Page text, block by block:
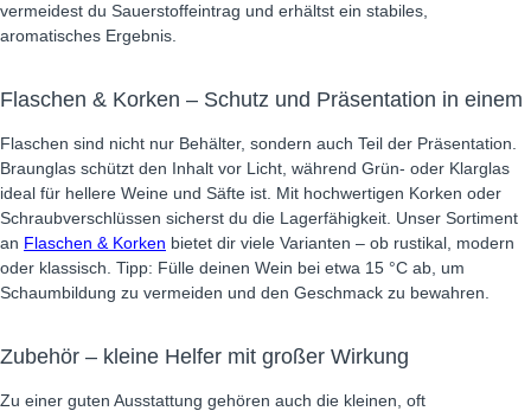
vermeidest du Sauerstoffeintrag und erhältst ein stabiles,
aromatisches Ergebnis.
Flaschen & Korken – Schutz und Präsentation in einem
Flaschen sind nicht nur Behälter, sondern auch Teil der Präsentation.
Braunglas schützt den Inhalt vor Licht, während Grün- oder Klarglas
ideal für hellere Weine und Säfte ist. Mit hochwertigen Korken oder
Schraubverschlüssen sicherst du die Lagerfähigkeit. Unser Sortiment
an Flaschen & Korken bietet dir viele Varianten – ob rustikal, modern
oder klassisch. Tipp: Fülle deinen Wein bei etwa 15 °C ab, um
Schaumbildung zu vermeiden und den Geschmack zu bewahren.
Zubehör – kleine Helfer mit großer Wirkung
Zu einer guten Ausstattung gehören auch die kleinen, oft